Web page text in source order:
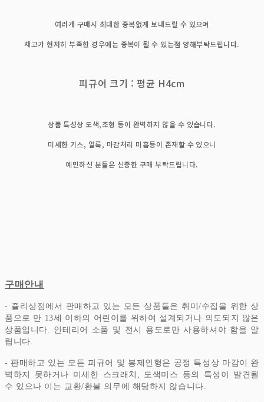
여러개 구매시 최대한 중복없게 보내드릴 수 있으며
재고가 현저히 부족한 경우에는 중복이 될 수 있는점 양해부탁드립니다.
피규어 크기 : 평균 H4cm
상품 특성상 도색,조형 등이 완벽하지 않을 수 있습니다.
미세한 기스, 얼룩, 마감처리 미흡등이 존재할 수 있으니
예민하신 분들은 신중한 구매 부탁드립니다.
구매안내
- 쥴리상점에서 판매하고 있는 모든 상품들은 취미/수집을 위한 상
품으로 만 13세 이하의 어린이를 위하여 설계되거나 의도되지 않은
상품입니다. 인테리어 소품 및 전시 용도로만 사용하셔야 함을 알
립니다.
- 판매하고 있는 모든 피규어 및 봉제인형은 공정 특성상 마감이 완
벽하지 못하거나 미세한 스크래치, 도색미스 등의 특성이 발견될
수 있으나 이는 교환/환불 의무에 해당하지 않습니다.